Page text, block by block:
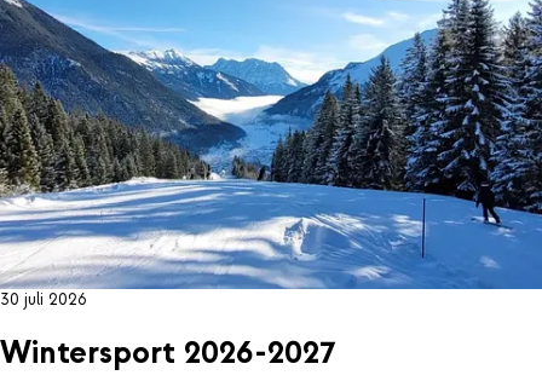
30 juli 2026
Wintersport 2026-2027